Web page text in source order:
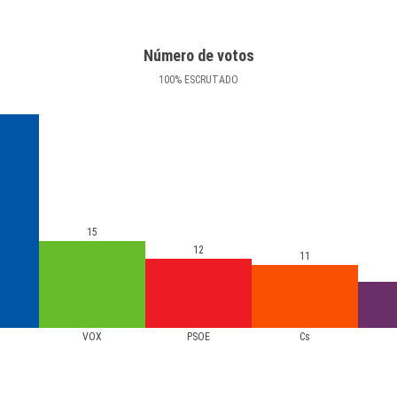
Número de votos
100% ESCRUTADO
VOX PSOE Cs
15
12
11